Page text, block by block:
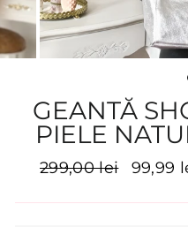
GEANTĂ
PIELE
Preț
299,00 lei
Preț
99,99